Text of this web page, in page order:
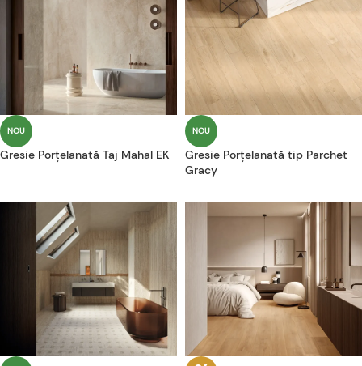
NOU
Gresie Porțelanată Taj Mahal EK
NOU
Gresie Porțelanată tip Parchet
Gracy